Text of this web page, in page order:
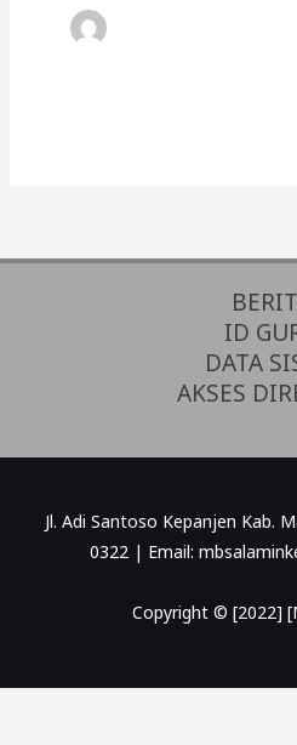
ID
DATA
AKSES
Jl. Adi Santoso Kepanjen Kab.
0322 | Email:
Copyright © [2022]